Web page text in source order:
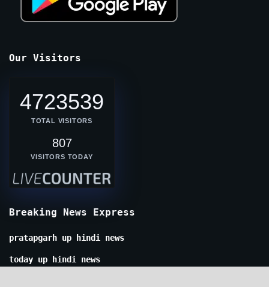
Our Visitors
4723539
TOTAL VISITORS
807
VISITORS TODAY
Breaking News Express
pratapgarh up hindi news
today up hindi news